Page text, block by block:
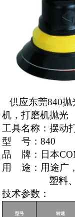
供应东莞840抛
机，打磨机抛光
工具名称：摆动
型
号：840
品
牌：日本
用
途：用途广
塑料
技术参数：
型号 转速